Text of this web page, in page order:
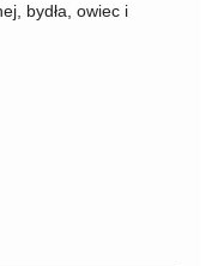
bydła, owiec i